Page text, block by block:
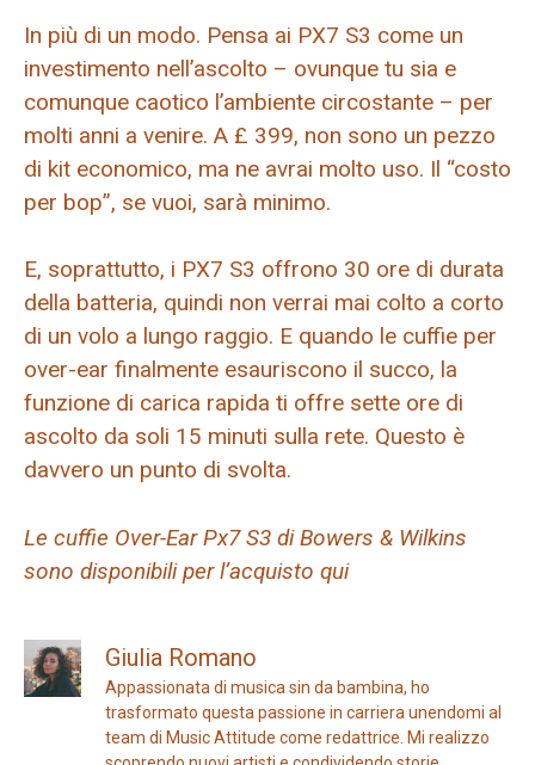
In più di un modo. Pensa ai PX7 S3 come un
investimento nell’ascolto – ovunque tu sia e
comunque caotico l’ambiente circostante – per
molti anni a venire. A £ 399, non sono un pezzo
di kit economico, ma ne avrai molto uso. Il “costo
per bop”, se vuoi, sarà minimo.
E, soprattutto, i PX7 S3 offrono 30 ore di durata
della batteria, quindi non verrai mai colto a corto
di un volo a lungo raggio. E quando le cuffie per
over-ear finalmente esauriscono il succo, la
funzione di carica rapida ti offre sette ore di
ascolto da soli 15 minuti sulla rete. Questo è
davvero un punto di svolta.
Le cuffie Over-Ear Px7 S3 di Bowers & Wilkins
sono disponibili per l’acquisto qui
Giulia Romano
Appassionata di musica sin da bambina, ho
trasformato questa passione in carriera unendomi al
team di Music Attitude come redattrice. Mi realizzo